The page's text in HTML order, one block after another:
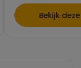
Bekijk